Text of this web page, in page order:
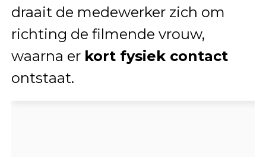
draait de medewerker zich om
richting de filmende vrouw,
waarna er kort fysiek contact
ontstaat.